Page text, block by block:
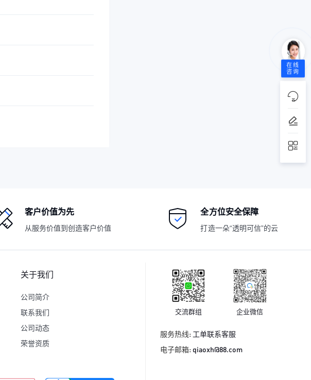
客户价值为先
从服务价值到创造客户价值
全方位安全保障
打造一朵“透明可信”的云
关于我们
公司简介
联系我们
公司动态
荣誉资质
交流群组 企业微信
服务热线: 工单联系客服
电子邮箱:qiaoxh@88.com
在线
咨询